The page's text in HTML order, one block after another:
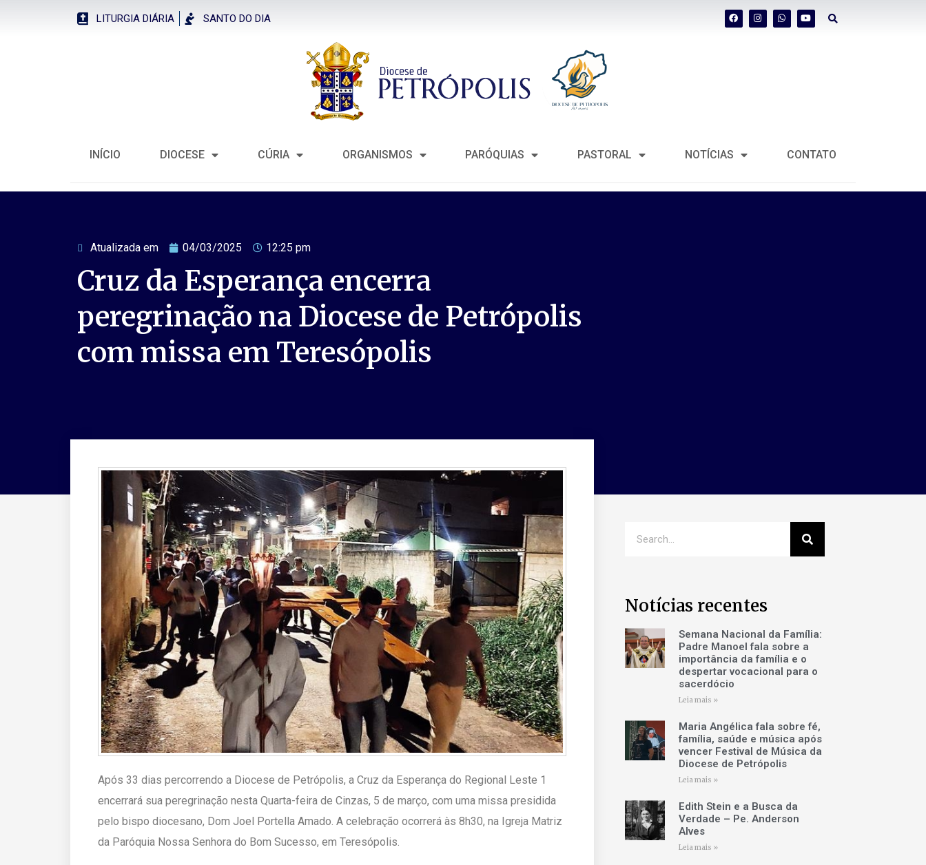
LITURGIA DIÁRIA SANTO DO DIA
INÍCIO DIOCESE CÚRIA ORGANISMOS PARÓQUIAS PASTORAL NOTÍCIAS CONTATO
Atualizada em 04/03/2025 12:25 pm
Cruz da Esperança encerra
peregrinação na Diocese de Petrópolis
com missa em Teresópolis
Após 33 dias percorrendo a Diocese de Petrópolis, a Cruz da Esperança do Regional Leste 1
encerrará sua peregrinação nesta Quarta-feira de Cinzas, 5 de março, com uma missa presidida
pelo bispo diocesano, Dom Joel Portella Amado. A celebração ocorrerá às 8h30, na Igreja Matriz
da Paróquia Nossa Senhora do Bom Sucesso, em Teresópolis.
Notícias recentes
Semana Nacional da Família:
Padre Manoel fala sobre a
importância da família e o
despertar vocacional para o
sacerdócio
Leia mais »
Maria Angélica fala sobre fé,
família, saúde e música após
vencer Festival de Música da
Diocese de Petrópolis
Leia mais »
Edith Stein e a Busca da
Verdade – Pe. Anderson
Alves
Leia mais »